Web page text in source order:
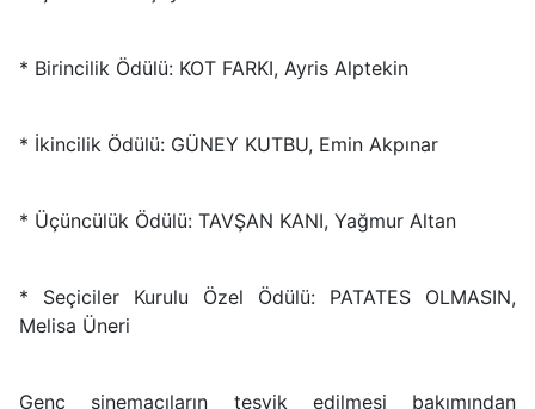
* Birincilik Ödülü: KOT FARKI, Ayris Alptekin
* İkincilik Ödülü: GÜNEY KUTBU, Emin Akpınar
* Üçüncülük Ödülü: TAVŞAN KANI, Yağmur Altan
* Seçiciler Kurulu Özel Ödülü: PATATES OLMASIN,
Melisa Üneri
Genç sinemacıların teşvik edilmesi bakımından